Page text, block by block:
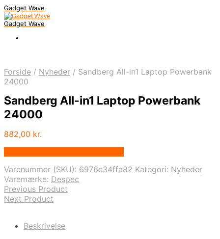
Gadget Wave
Gadget Wave
Forside / Nyheder / Sandberg All-in1 Laptop Powerbank
24000
Sandberg All-in1 Laptop Powerbank
24000
882,00 kr.
Varenummer (SKU): 6976e34ffa82 Kategori: Nyheder
Varemærke: Despec
Previous Product
Next Product
Beskrivelse